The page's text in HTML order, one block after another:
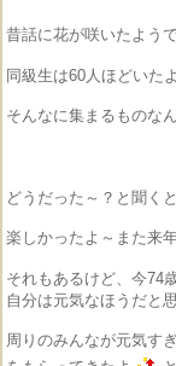
昔話に花が咲いたよう
同級生は60人ほどいた
そんなに集まるものな
どうだった～？と聞く
楽しかったよ～また来
それもあるけど、今74
自分は元気なほうだと
周りのみんなが元気す